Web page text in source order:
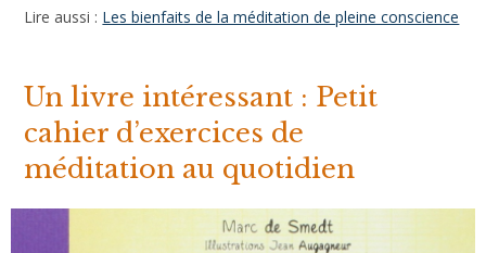
Un livre intéressant : Petit
cahier d’exercices de
méditation au quotidien